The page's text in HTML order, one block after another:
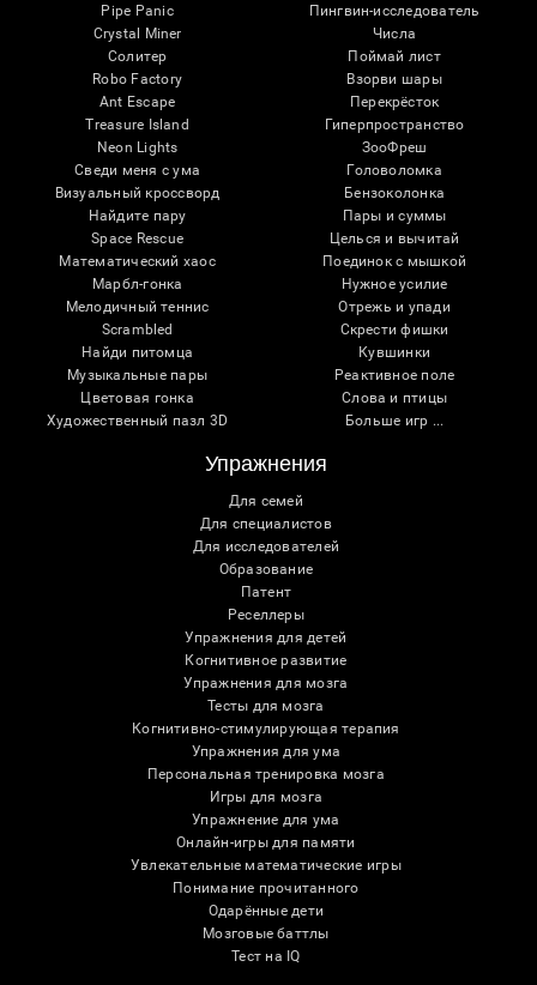
Pipe Panic
Crystal Miner
Солитер
Robo Factory
Ant Escape
Treasure Island
Neon Lights
Сведи меня с ума
Визуальный кроссворд
Найдите пару
Space Rescue
Математический хаос
Марбл-гонка
Мелодичный теннис
Scrambled
Найди питомца
Музыкальные пары
Цветовая гонка
Художественный пазл 3D
Пингвин-исследователь
Числа
Поймай лист
Взорви шары
Перекрёсток
Гиперпространство
ЗооФреш
Головоломка
Бензоколонка
Пары и суммы
Целься и вычитай
Поединок с мышкой
Нужное усилие
Отрежь и упади
Скрести фишки
Кувшинки
Реактивное поле
Слова и птицы
Больше игр ...
Упражнения
Для семей
Для специалистов
Для исследователей
Образование
Патент
Реселлеры
Упражнения для детей
Когнитивное развитие
Упражнения для мозга
Тесты для мозга
Когнитивно-стимулирующая терапия
Упражнения для ума
Персональная тренировка мозга
Игры для мозга
Упражнение для ума
Онлайн-игры для памяти
Увлекательные математические игры
Понимание прочитанного
Одарённые дети
Мозговые баттлы
Тест на IQ